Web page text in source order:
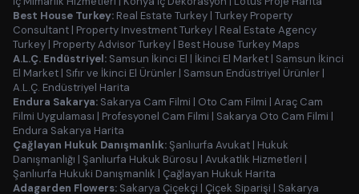
Best House Turkey: Real Estate Turkey | Turkey Property
Consultant | Property Investment Turkey | Real Estate Agency
Turkey | Property Advisor Turkey | Best House Turkey Maps
A.L.Ç. Endüstriyel: Samsun İkinci El | İkinci El Market | Samsun İkinci
El Market | Sıfır ve İkinci El Ürünler | Samsun Endüstriyel Ürünler |
A.L.Ç. Endüstriyel Harita
Endura Sakarya: Sakarya Cam Filmi | Oto Cam Filmi | Araç Cam
Filmi Uygulaması | Profesyonel Cam Filmi | Sakarya Oto Cam Filmi |
Endura Sakarya Harita
Çağlayan Hukuk Danışmanlık:Şanlıurfa Avukat | Hukuk
Danışmanlığı | Şanlıurfa Hukuk Bürosu | Avukatlık Hizmetleri |
Şanlıurfa Hukuki Danışmanlık | Çağlayan Hukuk Harita
Adagarden Flowers: Sakarya Çiçekçi | Çiçek Siparişi | Sakarya